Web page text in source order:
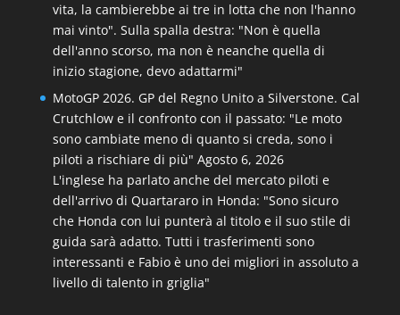
vita, la cambierebbe ai tre in lotta che non l'hanno
mai vinto". Sulla spalla destra: "Non è quella
dell'anno scorso, ma non è neanche quella di
inizio stagione, devo adattarmi"
MotoGP 2026. GP del Regno Unito a Silverstone. Cal
Crutchlow e il confronto con il passato: "Le moto
sono cambiate meno di quanto si creda, sono i
piloti a rischiare di più" Agosto 6, 2026
L'inglese ha parlato anche del mercato piloti e
dell'arrivo di Quartararo in Honda: "Sono sicuro
che Honda con lui punterà al titolo e il suo stile di
guida sarà adatto. Tutti i trasferimenti sono
interessanti e Fabio è uno dei migliori in assoluto a
livello di talento in griglia"